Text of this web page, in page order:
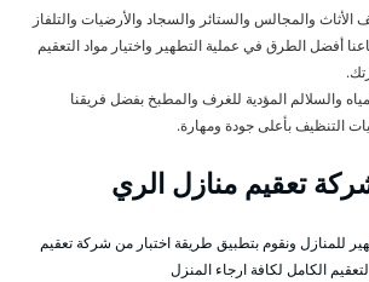
والمجالس والستائر والسجاد والأرضيات والتلفاز
أفضل الطرق في عملية التطهير واختيار مواد التعقيم
والسلالم المؤدية للغرف والمطبخ بفضل فريقنا
التنظيف بأعلى جودة ومهارة.
تعقيم منازل الري
للمنازل ونقوم بتطبيق طريقة اختبار من شركة تعقيم
الكامل لكافة ارجاء المنزل